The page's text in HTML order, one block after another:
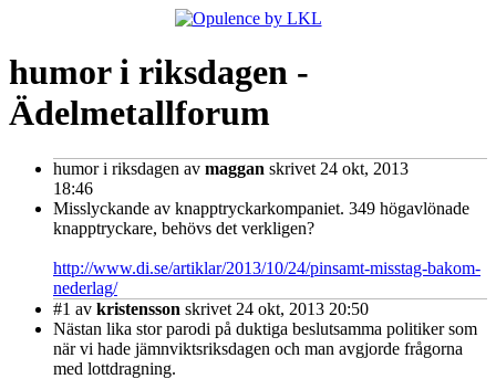
humor i riksdagen -
Ädelmetallforum
humor i riksdagen av maggan skrivet 24 okt, 2013
18:46
Misslyckande av knapptryckarkompaniet. 349 högavlönade
knapptryckare, behövs det verkligen?
http://www.di.se/artiklar/2013/10/24/pinsamt-misstag-bakom-
nederlag/
#1 av kristensson skrivet 24 okt, 2013 20:50
Nästan lika stor parodi på duktiga beslutsamma politiker som
när vi hade jämnviktsriksdagen och man avgjorde frågorna
med lottdragning.